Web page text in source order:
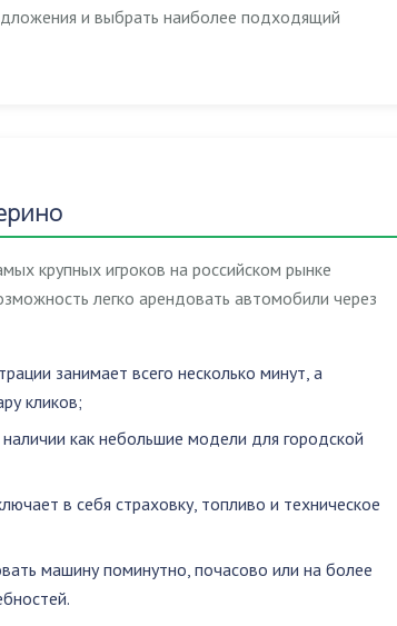
и выбрать наиболее подходящий
крупных игроков на российском рынке
легко арендовать автомобили через
занимает всего несколько минут, а
кликов;
наличии как небольшие модели для городской
в себя страховку, топливо и техническое
машину поминутно, почасово или на более